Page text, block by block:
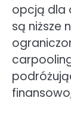
opcją dla
są niższe